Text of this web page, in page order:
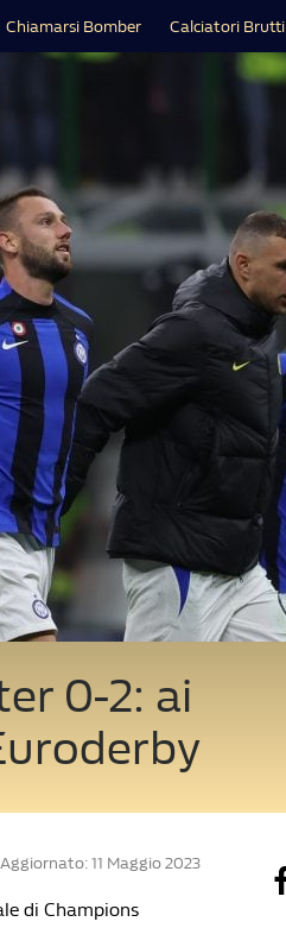
Chiamarsi Bomber Calciatori Brutti
0-2: ai
Aggiornato: 11 Maggio 2023
di Champions